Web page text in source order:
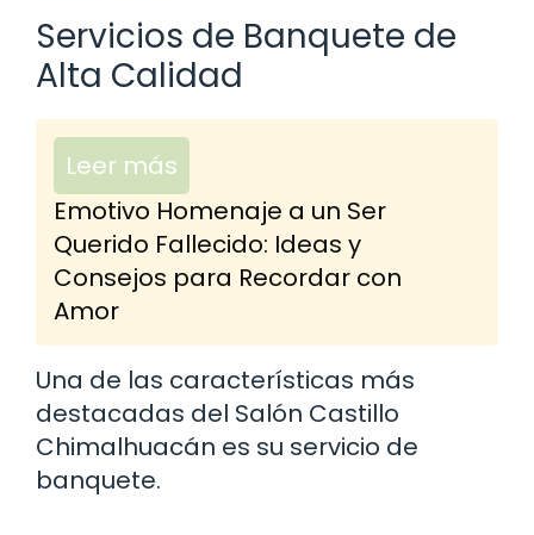
Servicios de Banquete de
Alta Calidad
Leer más
Emotivo Homenaje a un Ser
Querido Fallecido: Ideas y
Consejos para Recordar con
Amor
Una de las características más
destacadas del Salón Castillo
Chimalhuacán es su servicio de
banquete.